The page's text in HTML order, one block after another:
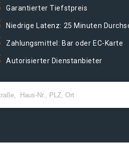
Garantierter Tiefstpreis
Niedrige Latenz: 25 Minuten
Zahlungsmittel: Bar oder EC-Karte
Autorisierter Dienstanbieter